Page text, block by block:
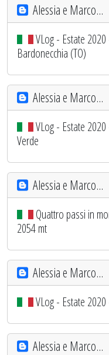
Alessia e Marco...
VLog - Estate
Bardonecchia (TO)
Alessia e Marco...
VLog - Estate
Verde
Alessia e Marco...
Quattro passi in
2054 mt
Alessia e Marco...
VLog - Estate
Alessia e Marco...